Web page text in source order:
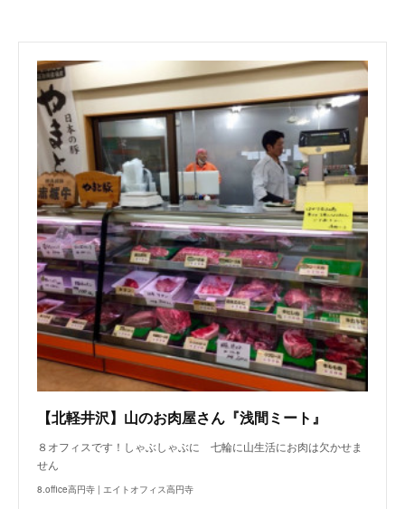
【北軽井沢】山のお肉屋さん『浅間ミート』
８オフィスです！しゃぶしゃぶに 七輪に山生活にお肉は欠かせま
せん
8.office高円寺 | エイトオフィス高円寺